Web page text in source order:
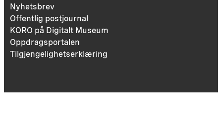
Nyhetsbrev
Offentlig postjournal
KORO på Digitalt Museum
Oppdragsportalen
Tilgjengelighetserklæring